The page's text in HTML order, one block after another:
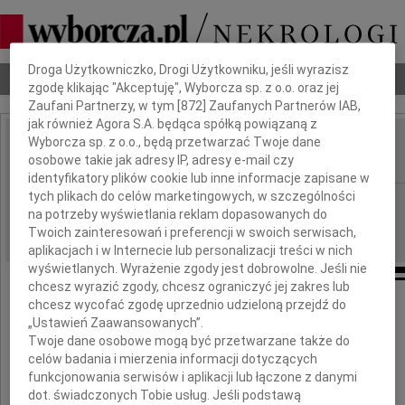
Nekrologi Odeszli Poradnik pogrzebowy
IMIĘ I NAZWISKO: Andrzej Frey
REGION: Katowice
DATA EMISJI: 07.12.2013
"Ludzie, których kochamy, zostają na zawsze,
bo zostawili ślady w naszych sercach"
Serdeczne podziękowania
Dbamy o Twoją prywatność
Droga Użytkowniczko, Drogi Użytkowniku, jeśli wyrazisz
zgodę klikając "Akceptuję", Wyborcza sp. z o.o. oraz jej
Zaufani Partnerzy, w tym [872 ] Zaufanych Partnerów IAB,
jak również Agora S.A. będąca spółką powiązaną z
Wyborcza sp. z o.o., będą przetwarzać Twoje dane
osobowe takie jak adresy IP, adresy e-mail czy
identyfikatory plików cookie lub inne informacje zapisane w
tych plikach do celów marketingowych, w szczególności
na potrzeby wyświetlania reklam dopasowanych do
Twoich zainteresowań i preferencji w swoich serwisach,
aplikacjach i w Internecie lub personalizacji treści w nich
wyświetlanych. Wyrażenie zgody jest dobrowolne. Jeśli nie
chcesz wyrazić zgody, chcesz ograniczyć jej zakres lub
chcesz wycofać zgodę uprzednio udzieloną przejdź do
„Ustawień Zaawansowanych”.
Twoje dane osobowe mogą być przetwarzane także do
celów badania i mierzenia informacji dotyczących
funkcjonowania serwisów i aplikacji lub łączone z danymi
dot. świadczonych Tobie usług. Jeśli podstawą